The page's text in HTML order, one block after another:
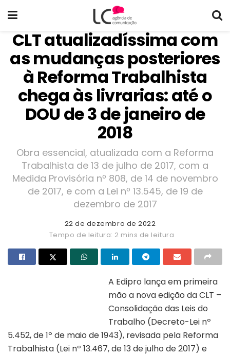
CLT atualizadíssima com
as mudanças posteriores
à Reforma Trabalhista
chega às livrarias: até o
DOU de 3 de janeiro de
2018
Obra essencial, atualizada com a Reforma
Trabalhista de 13 de julho de 2017, com a
Medida Provisória nº 808, de 14 de novembro
de 2017, e com a Lei nº 13.545, de 19 de
dezembro de 2017
22 de dezembro de 2022
Tempo de leitura: 2 mins de leitura
A Edipro lança em primeira
mão a nova edição da CLT –
Consolidação das Leis do
Trabalho (Decreto-Lei nº
5.452, de 1º de maio de 1943), revisada pela Reforma
Trabalhista (Lei nº 13.467, de 13 de julho de 2017) e